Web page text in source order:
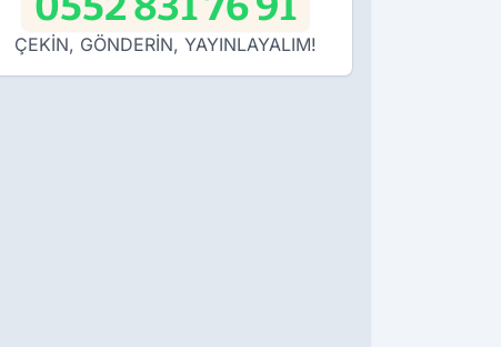
ÇEKİN, GÖNDERİN, YAYINLAYALIM!